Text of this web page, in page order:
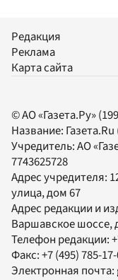
Редакция
Реклама
Карта сайта
© АО «Газета.Ру»
Название: Газета.Ru
Учредитель:АО
7743625728
Адрес учредителя:
улица, дом 67
Адрес редакции и
Варшавское шоссе,
Телефон редакции:
Факс:+7 (495) 785-
Электронная почта: